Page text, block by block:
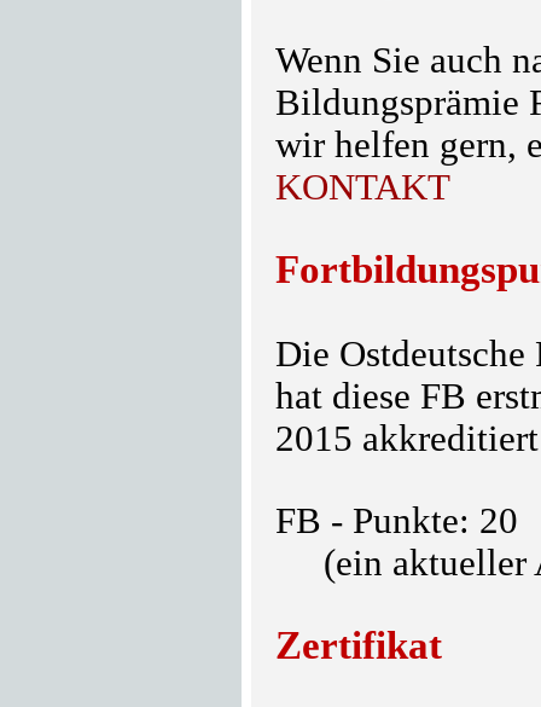
Wenn Sie auch
Bildungsprämie
wir helfen gern,
KONTAKT
Die Ostdeutsche
hat diese FB
2015
FB - Punkte:
(ein aktueller
Zertifikat